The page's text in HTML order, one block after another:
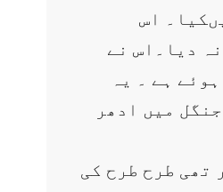
اس
دیا۔اس نے
ہے ۔ یہ
میں ادھر
تھی طرح طرح کی